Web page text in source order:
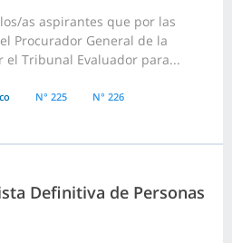
as aspirantes que por las
Procurador General de la
el Tribunal Evaluador para...
N° 225 N° 226
Definitiva de Personas